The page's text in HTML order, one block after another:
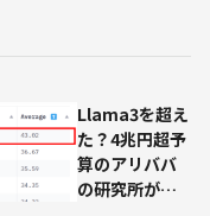
1,000
億パ
ラメ
ータ
Llama3を超え
た？4兆円超予
算のアリババ
の研究所が開